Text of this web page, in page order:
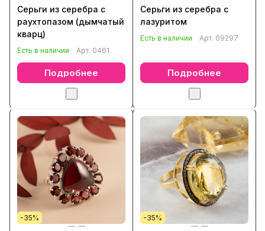
Серьги из серебра с
раухтопазом (дымчатый
кварц)
Есть в наличии Арт. 0461
Подробнее
Серьги из серебра с
лазуритом
Есть в наличии Арт. 09297
Подробнее
-35% -35%